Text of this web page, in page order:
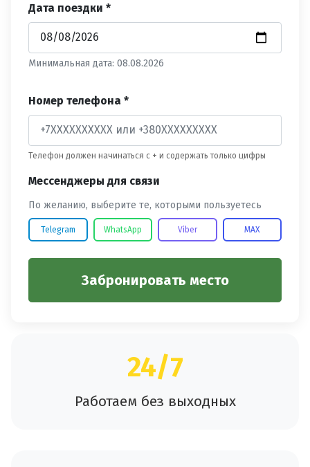
Дата поездки *
Минимальная дата: 08.08.2026
Номер телефона *
Телефон должен начинаться с + и содержать только цифры
Мессенджеры для связи
По желанию, выберите те, которыми пользуетесь
Telegram WhatsApp Viber MAX
Забронировать место
24/7
Работаем без выходных